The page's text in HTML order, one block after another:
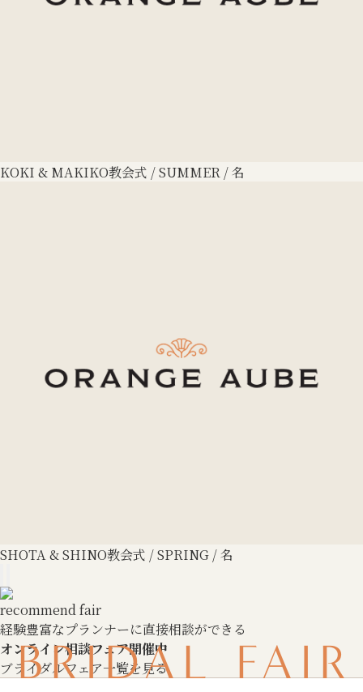
KOKI & MAKIKO教会式 / SUMMER / 名
SHOTA & SHINO教会式 / SPRING / 名
recommend fair
経験豊富なプランナーに直接相談ができる
オンライン相談フェア開催中
ブライダルフェア一覧を見る
BRIDAL FAIR